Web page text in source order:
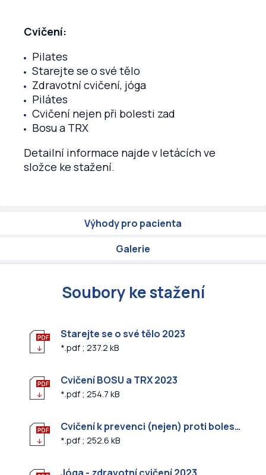
Cvičení:
Pilates
Starejte se o své tělo
Zdravotní cvičení, jóga
Pilátes
Cvičení nejen při bolesti zad
Bosu a TRX
Detailní informace najde v letácích ve
složce ke stažení.
Výhody pro pacienta
Galerie
Soubory ke stažení
Starejte se o své tělo 2023
*.pdf ; 237.2 kB
Cvičení BOSU a TRX 2023
*.pdf ; 254.7 kB
Cvičení k prevenci (nejen) proti bolesti zad 2023
*.pdf ; 252.6 kB